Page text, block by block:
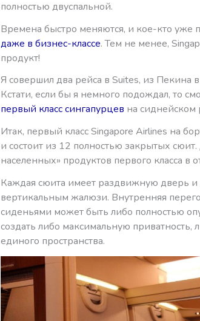
полностью двуспальной.
Времена быстро меняются, и кое-кто уже
даже в бизнес-классе. Тем не менее,
продукт!
Я совершил два рейса в Suites, из Пекина
Кстати, если бы я немного подождал, то
первый класс сингапурцев на сиднейском
Итак, первый класс Singapore Airlines на
и состоит из 12 полностью закрытых
населенных» продуктов первого класса в
Каждая сюита имеет раздвижную дверь и
вертикальным жалюзи. Внутренняя
сиденьями может быть либо полностью
создать либо максимальную
единого пространства.